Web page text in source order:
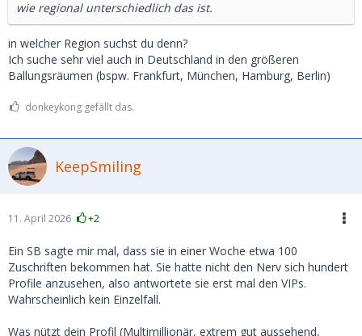
wie regional unterschiedlich das ist.
in welcher Region suchst du denn?
Ich suche sehr viel auch in Deutschland in den größeren
Ballungsräumen (bspw. Frankfurt, München, Hamburg, Berlin)
donkeykong gefällt das.
KeepSmiling
11. April 2026 +2
Ein SB sagte mir mal, dass sie in einer Woche etwa 100
Zuschriften bekommen hat. Sie hatte nicht den Nerv sich hundert
Profile anzusehen, also antwortete sie erst mal den VIPs.
Wahrscheinlich kein Einzelfall.
Was nützt dein Profil (Multimillionär, extrem gut aussehend,